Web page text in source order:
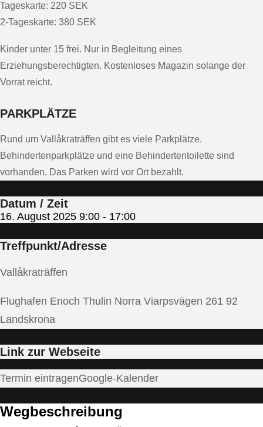
Tageskarte: 220 SEK
2-Tageskarte: 380 SEK
Kinder unter 15 frei. Nur in Begleitung eines
Erziehungsberechtigten. Kostenloses Magazin solange der
Vorrat reicht.
PARKPLÄTZE
Rund um Vallåkraträffen gibt es viele Parkplätze.
Behindertenparkplätze und eine Behindertentoilette sind
vorhanden. Das Parken wird vor Ort bezahlt.
Datum / Zeit
16. August 2025 9:00 - 17:00
Treffpunkt/Adresse
Vallåkraträffen
Flughafen Enoch Thulin Norra Viarpsvägen 261 92
Landskrona
Link zur Webseite
Termin eintragenGoogle-Kalender
Wegbeschreibung